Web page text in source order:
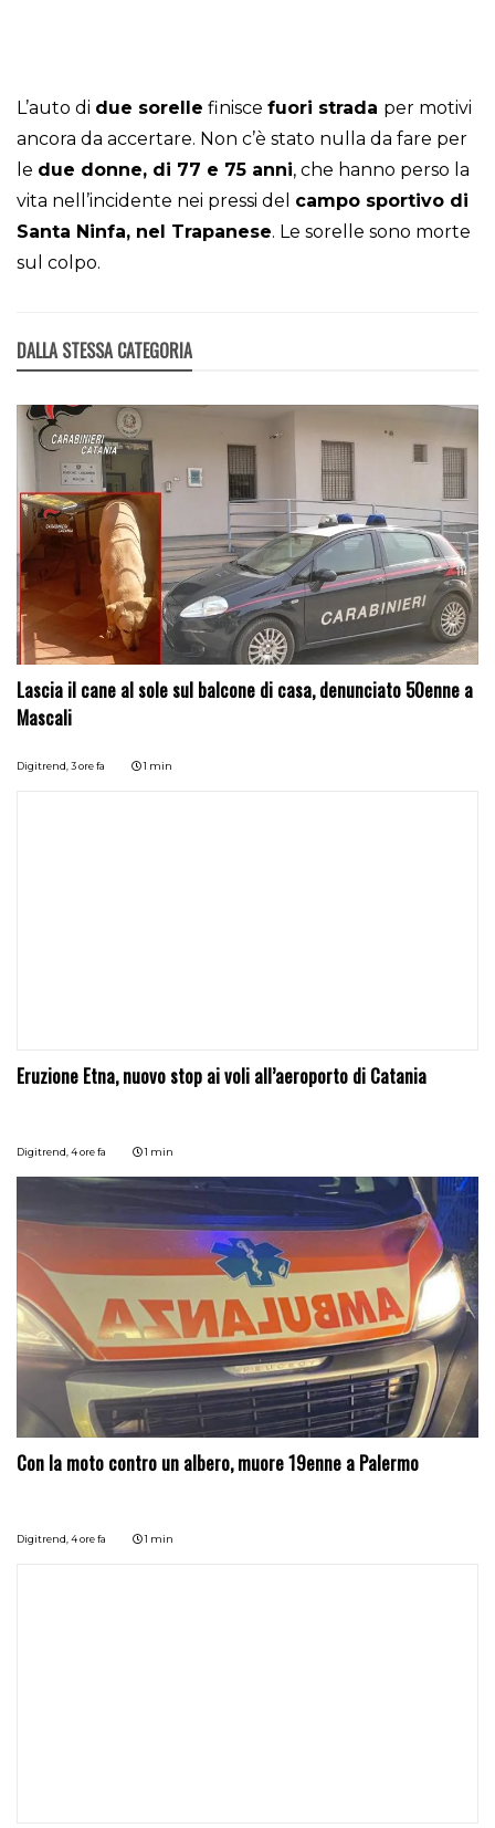
L’auto di due sorelle finisce fuori strada per motivi
ancora da accertare. Non c’è stato nulla da fare per
le due donne, di 77 e 75 anni, che hanno perso la
vita nell’incidente nei pressi del campo sportivo di
Santa Ninfa, nel Trapanese. Le sorelle sono morte
sul colpo.
DALLA STESSA CATEGORIA
Lascia il cane al sole sul balcone di casa, denunciato 50enne a
Mascali
Digitrend,3 ore fa 1 min
Eruzione Etna, nuovo stop ai voli all’aeroporto di Catania
Digitrend,4 ore fa 1 min
Con la moto contro un albero, muore 19enne a Palermo
Digitrend, 4 ore fa 1 min